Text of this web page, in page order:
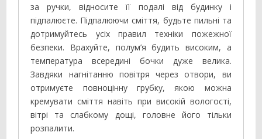
за ручки, відносите її подалі від будинку і
підпалюєте. Підпалюючи сміття, будьте пильні та
дотримуйтесь усіх правил техніки пожежної
безпеки. Врахуйте, полум’я будить високим, а
температура всередині бочки дуже велика.
Завдяки нагнітанню повітря через отвори, ви
отримуєте повноцінну грубку, якою можна
кремувати сміття навіть при високій вологості,
вітрі та слабкому дощі, головне його тільки
розпалити.